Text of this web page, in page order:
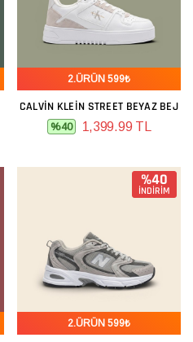
2.ÜRÜN 599₺
CALVIN KLEIN STREET BEYAZ BEJ
%40 1,399.99 TL
%40
İNDİRİM
2.ÜRÜN 599₺